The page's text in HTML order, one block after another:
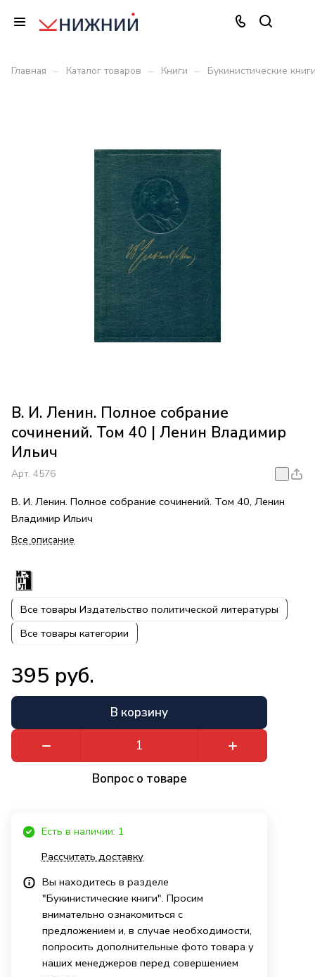
Главная – Каталог товаров – Книги – Букинистические
В. И. Ленин. Полное собрание
сочинений. Том 40 | Ленин Владимир
Ильич
Арт. 4576
В. И. Ленин. Полное собрание сочинений. Том 40, Ленин
Владимир Ильич
Все описание
Все товары Издательство политической литературы
Все товары категории
395 руб.
В корзину
Вопрос о товаре
Есть в наличии: 1
Рассчитать доставку
Вы находитесь в разделе
"Букинистические книги". Просим
внимательно ознакомиться с
предложением и, в случае необходимости,
попросить дополнительные фото товара у
наших менеджеров перед совершением